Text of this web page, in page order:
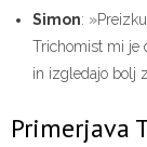
Simon:
Trichomist mi je
in izgledajo bolj
Primerjava